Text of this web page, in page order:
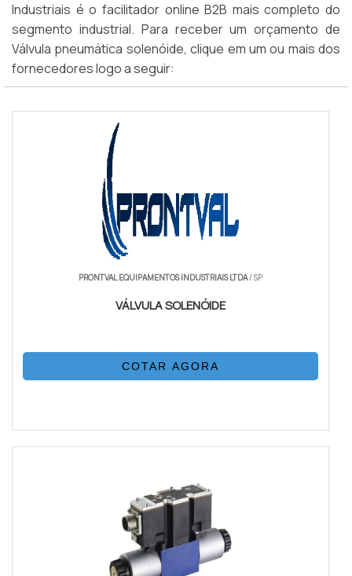
Industriais é o facilitador online B2B mais completo do
segmento industrial. Para receber um orçamento de
Válvula pneumática solenóide, clique em um ou mais dos
fornecedores logo a seguir:
PRONTVAL EQUIPAMENTOS INDUSTRIAIS LTDA/ SP
VÁLVULA SOLENÓIDE
COTAR AGORA